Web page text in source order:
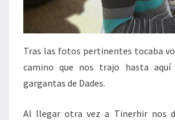
Tras las fotos pertinentes tocaba
camino que nos trajo hasta aquí
gargantas de Dades.
Al llegar otra vez a Tinerhir nos